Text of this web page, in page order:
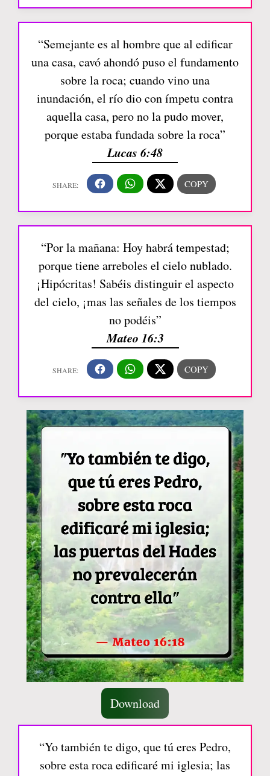
“Semejante es al hombre que al edificar
una casa, cavó ahondó puso el fundamento
sobre la roca; cuando vino una
inundación, el río dio con ímpetu contra
aquella casa, pero no la pudo mover,
porque estaba fundada sobre la roca”
Lucas 6:48
“Por la mañana: Hoy habrá tempestad;
porque tiene arreboles el cielo nublado.
¡Hipócritas! Sabéis distinguir el aspecto
del cielo, ¡mas las señales de los tiempos
no podéis”
Mateo 16:3
Download
“Yo también te digo, que tú eres Pedro,
sobre esta roca edificaré mi iglesia; las